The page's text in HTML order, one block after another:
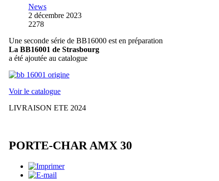
News
2 décembre 2023
2278
Une seconde série de BB16000 est en préparation
La BB16001 de Strasbourg
a été ajoutée au catalogue
Voir le catalogue
LIVRAISON ETE 2024
PORTE-CHAR AMX 30